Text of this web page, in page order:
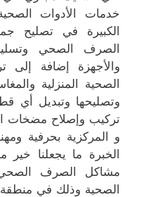
خدمات الأدوات
الكبيرة في تصليح
الصرف الصحي
والأجهزة إضافة إلى
الصحية المنزلية
وتصليحها وتبديل أي
تركيب وإصلاح مضخات
و المركزية بحرفية
الخبرة ما يجعلنا
مشاكل الصرف الصحي
الصحية وذلك في منطقة